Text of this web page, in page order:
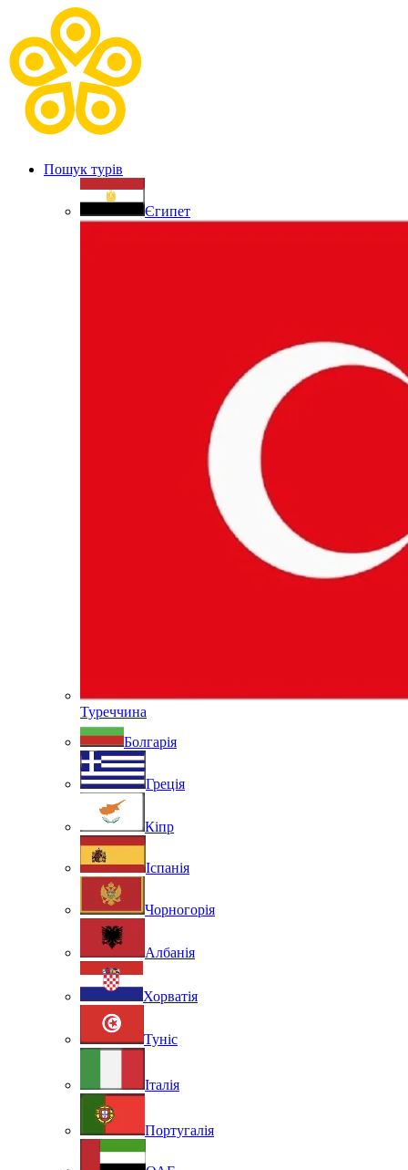
Пошук турів
Єгипет
Туреччина
Болгарія
Греція
Кіпр
Іспанія
Чорногорія
Албанія
Хорватія
Туніс
Італія
Португалія